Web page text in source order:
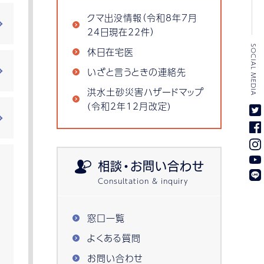
クマ出没情報（令和8年7月
24日現在22件）
休日在宅医
いざと言うときの連絡先
洪水土砂災害ハザードマップ
(令和2年12月改定)
相談・お問い合わせ
窓口一覧
よくある質問
お問い合わせ
SOCIAL MEDIA